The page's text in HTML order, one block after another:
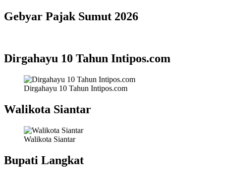
Gebyar Pajak Sumut 2026
Dirgahayu 10 Tahun Intipos.com
Dirgahayu 10 Tahun Intipos.com
Walikota Siantar
Walikota Siantar
Bupati Langkat